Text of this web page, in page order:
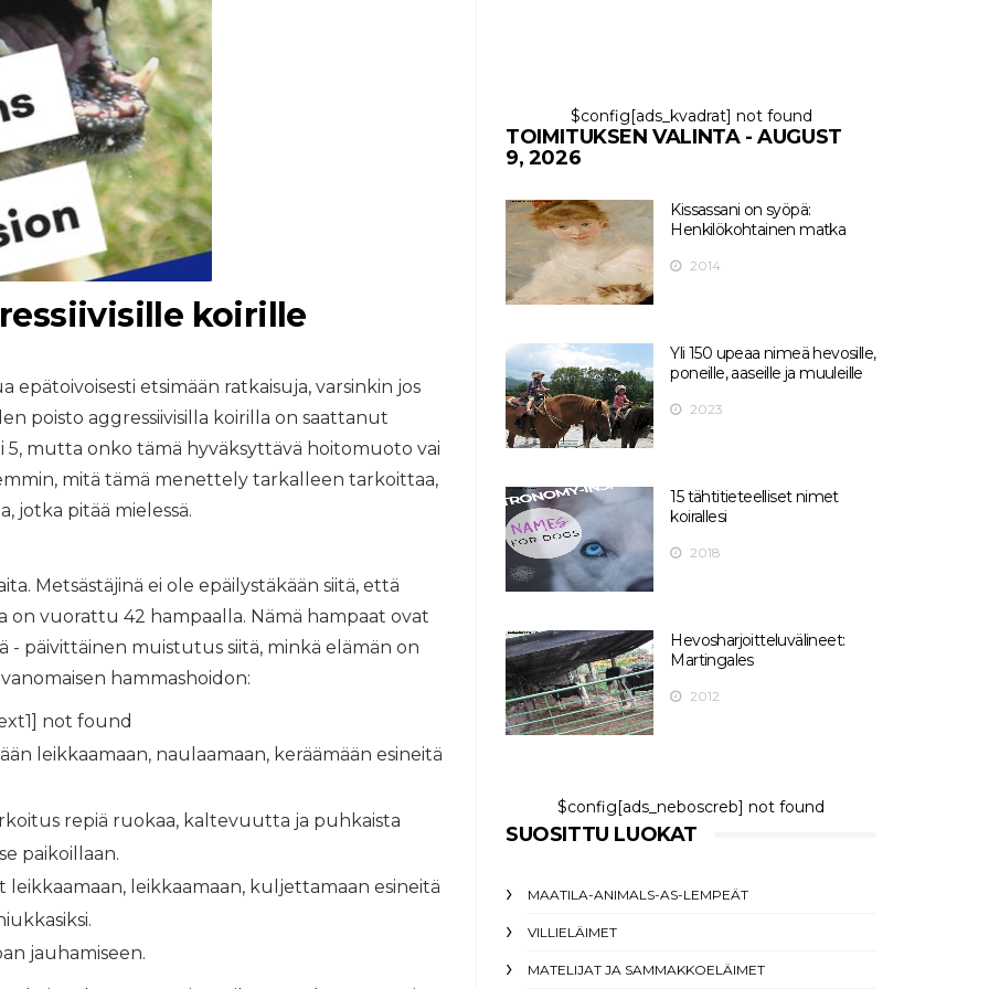
koirille
epätoivoisesti etsimään ratkaisuja, varsinkin jos
poisto aggressiivisilla koirilla on saattanut
5, mutta onko tämä hyväksyttävä hoitomuoto vai
mitä tämä menettely tarkalleen tarkoittaa,
jotka pitää mielessä.
Metsästäjinä ei ole epäilystäkään siitä, että
vuorattu 42 hampaalla. Nämä hampaat ovat
- päivittäinen muistutus siitä, minkä elämän on
hammashoidon:
not found
leikkaamaan, naulaamaan, keräämään esineitä
repiä ruokaa, kaltevuutta ja puhkaista
paikoillaan.
leikkaamaan, kuljettamaan esineitä
jauhamiseen.
$config[ads_kvadrat] not found
TOIMITUKSEN VALINTA - AUGUST
9, 2026
Kissassani on syöpä:
Henkilökohtainen matka
2014
Yli 150 upeaa nimeä hevosille,
poneille, aaseille ja muuleille
2023
15 tähtitieteelliset nimet
koirallesi
2018
Hevosharjoitteluvälineet:
Martingales
2012
$config[ads_neboscreb] not found
SUOSITTU LUOKAT
MAATILA-ANIMALS-AS-LEMPEÄT
VILLIELÄIMET
MATELIJAT JA SAMMAKKOELÄIMET